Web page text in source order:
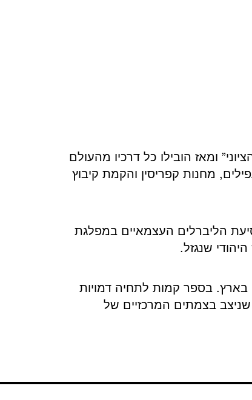
ומאז הובילו כל דרכיו מהעולם
מחנות קפריסין והקמת קיבוץ
הליברלים העצמאיים במפלגת
שנגזל.
בארץ. בספר קמות לתחיה דמויות
בצמתים המרכזיים של